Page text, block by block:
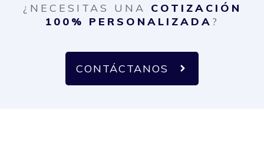
¿NECESITAS UNA COTIZACIÓN
100% PERSONALIZADA ?
CONTÁCTANOS